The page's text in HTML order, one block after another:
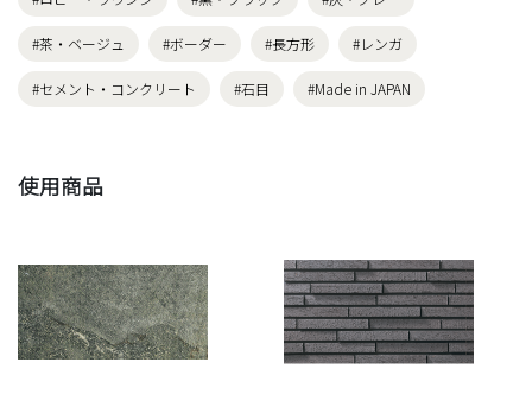
#茶・ベージュ #ボーダー #長方形 #レンガ
#セメント・コンクリート #石目 #Made in JAPAN
使用商品